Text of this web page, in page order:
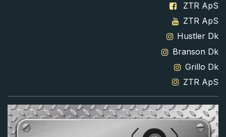
ZTR ApS
ZTR ApS
Hustler Dk
Branson Dk
Grillo Dk
ZTR ApS